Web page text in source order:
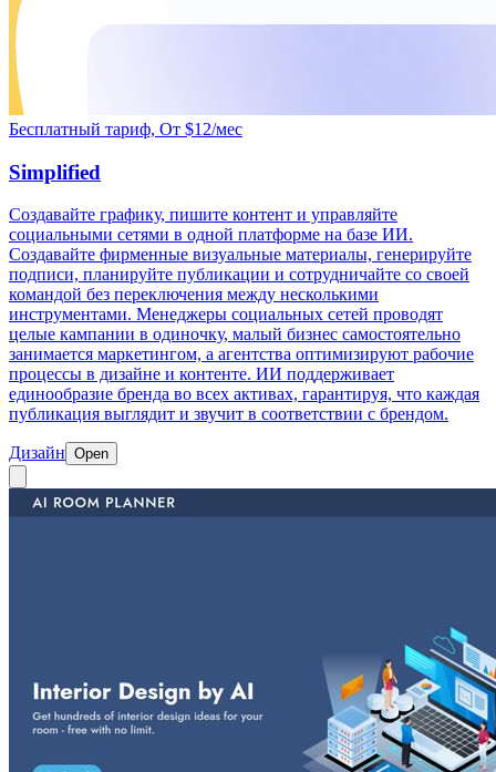
Бесплатный тариф, От $12/мес
Simplified
Создавайте графику, пишите контент и управляйте
социальными сетями в одной платформе на базе ИИ.
Создавайте фирменные визуальные материалы, генерируйте
подписи, планируйте публикации и сотрудничайте со своей
командой без переключения между несколькими
инструментами. Менеджеры социальных сетей проводят
целые кампании в одиночку, малый бизнес самостоятельно
занимается маркетингом, а агентства оптимизируют рабочие
процессы в дизайне и контенте. ИИ поддерживает
единообразие бренда во всех активах, гарантируя, что каждая
публикация выглядит и звучит в соответствии с брендом.
Дизайн Open